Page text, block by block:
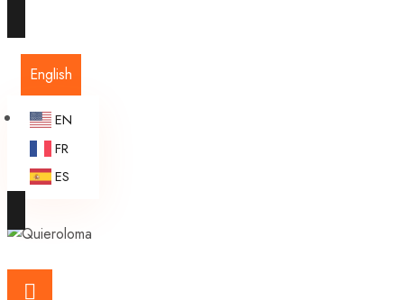
English
EN
FR
ES